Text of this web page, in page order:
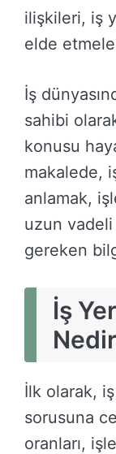
ilişkileri, iş
elde
İş
sahibi
konusu
makalede,
anlamak,
uzun
gereken
İş
İlk olarak,
sorusuna
oranları,